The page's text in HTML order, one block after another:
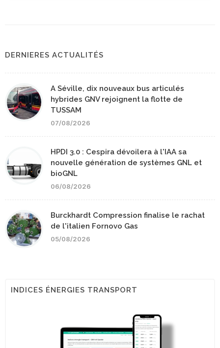
DERNIERES ACTUALITÉS
A Séville, dix nouveaux bus articulés
hybrides GNV rejoignent la flotte de
TUSSAM
07/08/2026
HPDI 3.0 : Cespira dévoilera à l'IAA sa
nouvelle génération de systèmes GNL et
bioGNL
06/08/2026
Burckhardt Compression finalise le rachat
de l'italien Fornovo Gas
05/08/2026
INDICES ÉNERGIES TRANSPORT